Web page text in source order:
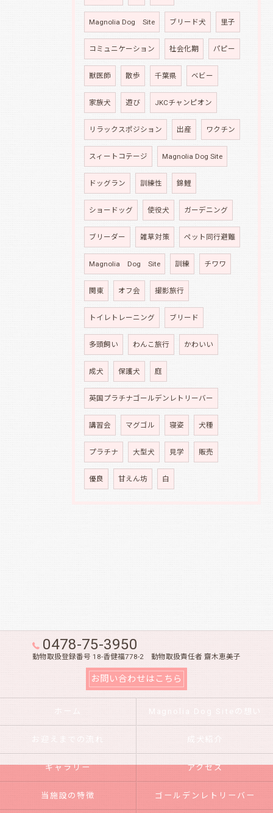
Magnolia Dog Site ブリード犬 里子
コミュニケーション 社会化期 パピー
獣医師 散歩 千葉県 ベビー
家族犬 遊び JKCチャンピオン
リラックスポジション 出産 ワクチン
スィートコテージ Magnolia Dog Site
ドッグラン 訓練性 錦鯉
ショードッグ 使役犬 ガーデニング
ブリーダー 雑草対策 ペット同行避難
Magnolia Dog Site 訓練 チワワ
関東 オフ会 撮影旅行
トイレトレーニング ブリード
多頭飼い わんこ旅行 かわいい
成犬 保護犬 庭
英国プラチナゴールデンレトリーバー
講習会 マグゴル 寝姿 犬種
プラチナ 大型犬 見学 販売
優良 甘えん坊 白
0478-75-3950
動物取扱登録番号 18-香健福778-2 動物取扱責任者 齋木恵美子
お問い合わせはこちら
ホーム Magnolia Dog Siteの想い
お迎えまでの流れ 成犬紹介
ギャラリー アクセス
当施設の特徴 ゴールデンレトリーバー